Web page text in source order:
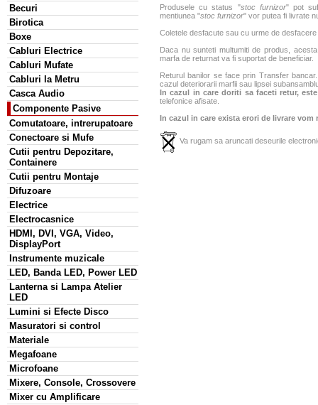
Becuri
Birotica
Boxe
Cabluri Electrice
Cabluri Mufate
Cabluri la Metru
Casca Audio
Componente Pasive
Comutatoare, intrerupatoare
Conectoare si Mufe
Cutii pentru Depozitare,
Containere
Cutii pentru Montaje
Difuzoare
Electrice
Electrocasnice
HDMI, DVI, VGA, Video,
DisplayPort
Instrumente muzicale
LED, Banda LED, Power LED
Lanterna si Lampa Atelier
LED
Lumini si Efecte Disco
Masuratori si control
Materiale
Megafoane
Microfoane
Mixere, Console, Crossovere
Mixer cu Amplificare
Produsele cu status "stoc furnizor" pot
mentiunea "stoc furnizor" vor putea fi livrate
Coletele desfacute sau cu urme de
Daca nu sunteti multumiti de produs,
marfa de returnat va fi suportat de beneficiar.
Returul banilor se face prin Transfer
cazul deteriorarii marfii sau lipsei
In cazul in care doriti sa faceti retur,
telefonice afisate.
In cazul in care exista erori de livrare
Va rugam sa aruncati deseurile